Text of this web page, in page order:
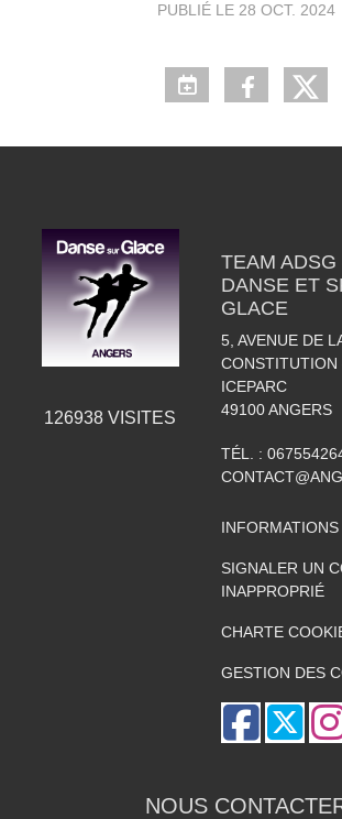
PUBLIÉ LE 28 OCT. 2024
126938 VISITES
TEAM
DANSE ET
GLACE
5, AVENUE DE
CONSTITUTION
ICEPARC
49100 ANGERS
TÉL. :
SIGNALER UN
INAPPROPRIÉ
CHARTE
GESTION DES
NOUS